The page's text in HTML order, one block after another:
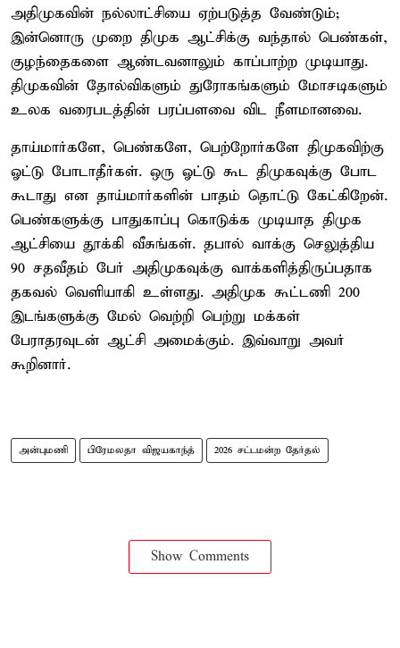
அதிமுகவின் நல்லாட்சியை ஏற்படுத்த வேண்டும்;
இன்னொரு முறை திமுக ஆட்சிக்கு வந்தால் பெண்கள்,
குழந்தைகளை ஆண்டவனாலும் காப்பாற்ற முடியாது.
திமுகவின் தோல்விகளும் துரோகங்களும் மோசடிகளும்
உலக வரைபடத்தின் பரப்பளவை விட நீளமானவை.
தாய்மார்களே, பெண்களே, பெற்றோர்களே திமுகவிற்கு
ஓட்டு போடாதீர்கள். ஒரு ஓட்டு கூட திமுகவுக்கு போட
கூடாது என தாய்மார்களின் பாதம் தொட்டு கேட்கிறேன்.
பெண்களுக்கு பாதுகாப்பு கொடுக்க முடியாத திமுக
ஆட்சியை தூக்கி வீசுங்கள். தபால் வாக்கு செலுத்திய
90 சதவீதம் பேர் அதிமுகவுக்கு வாக்களித்திருப்பதாக
தகவல் வெளியாகி உள்ளது. அதிமுக கூட்டணி 200
இடங்களுக்கு மேல் வெற்றி பெற்று மக்கள்
பேராதரவுடன் ஆட்சி அமைக்கும். இவ்வாறு அவர்
கூறினார்.
அன்புமணி பிரேமலதா விஜயகாந்த் 2026 சட்டமன்ற தேர்தல்
Show Comments